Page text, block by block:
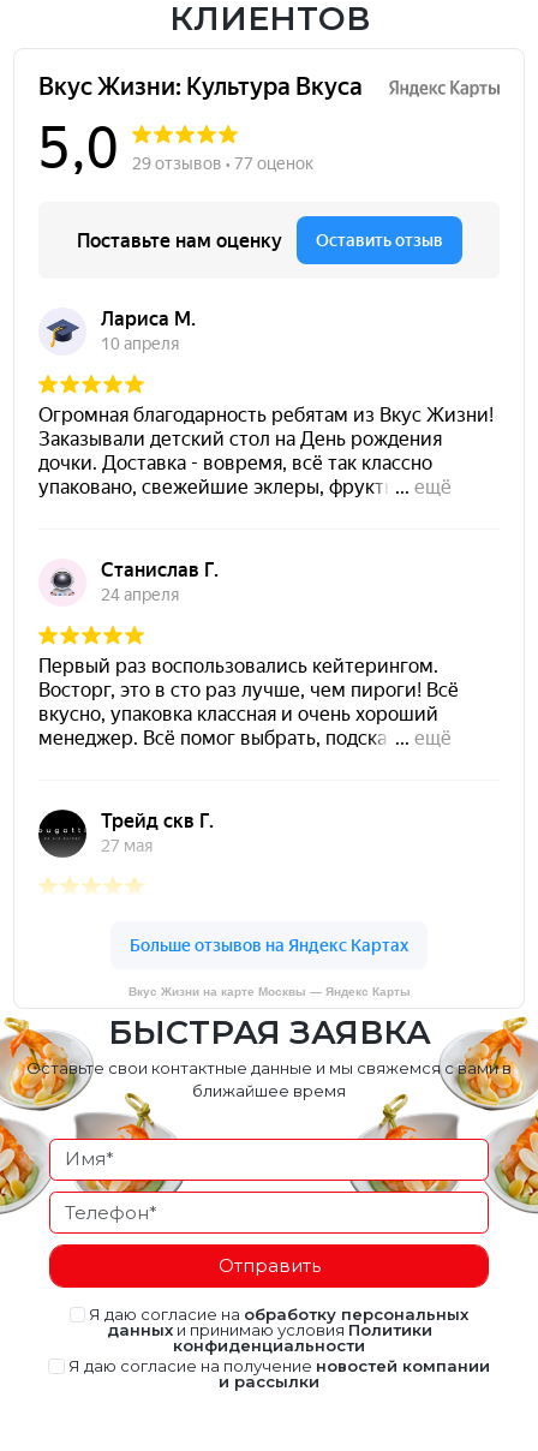
КЛИЕНТОВ
Вкус Жизни на карте Москвы — Яндекс Карты
БЫСТРАЯ ЗАЯВКА
Оставьте свои контактные данные и мы свяжемся с вами в
ближайшее время
Отправить
Я даю согласие на обработку персональных
данныхи принимаю условия Политики
конфиденциальности
Я даю согласие на получение новостей компании
и рассылки